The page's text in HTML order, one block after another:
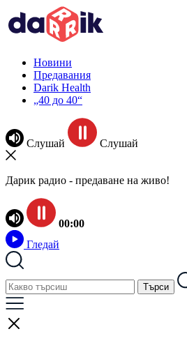
Новини
Предавания
Darik Health
„40 до 40“
Слушай Слушай
Дарик радио - предаване на живо!
00:00
Гледай